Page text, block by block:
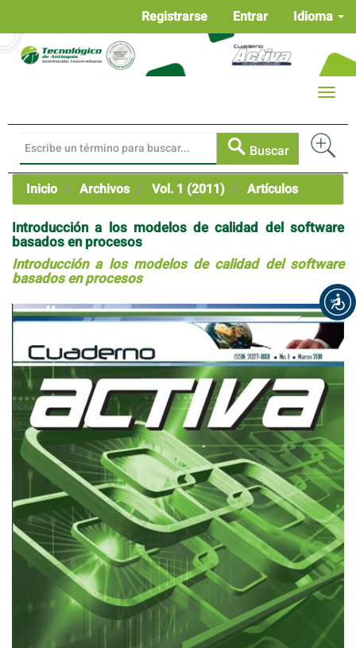
Contenido
principal
Idioma
Registrarse Entrar
Buscar
Toggle
Inicio Archivos Vol. 1 (2011) Artículos
Introducción a los modelos de calidad del software
basados en procesos
Introducción a los modelos de calidad del software
basados en procesos
Barra
lateral
artículo